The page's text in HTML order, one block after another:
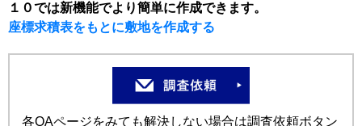
１０では新機能でより簡単に作成できます。
座標求積表をもとに敷地を作成する
各QAページをみても解決しない場合は調査依頼ボタン